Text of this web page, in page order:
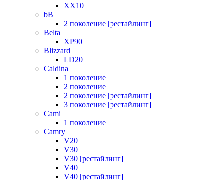
XX10
bB
2 поколение [рестайлинг]
Belta
XP90
Blizzard
LD20
Caldina
1 поколение
2 поколение
2 поколение [рестайлинг]
3 поколение [рестайлинг]
Cami
1 поколение
Camry
V20
V30
V30 [рестайлинг]
V40
V40 [рестайлинг]